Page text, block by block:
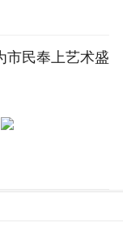
市民奉上艺术盛